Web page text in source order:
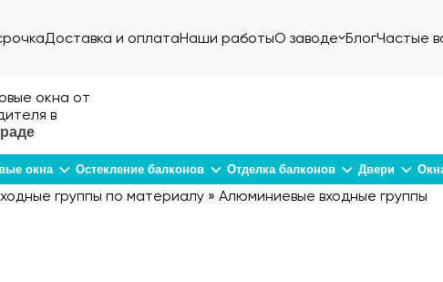
Доставка и оплатаНаши работыО заводе БлогЧастые
окна от
в
окна Остекление балконов Отделка балконов Двери
группы по материалу » Алюминиевые входные группы